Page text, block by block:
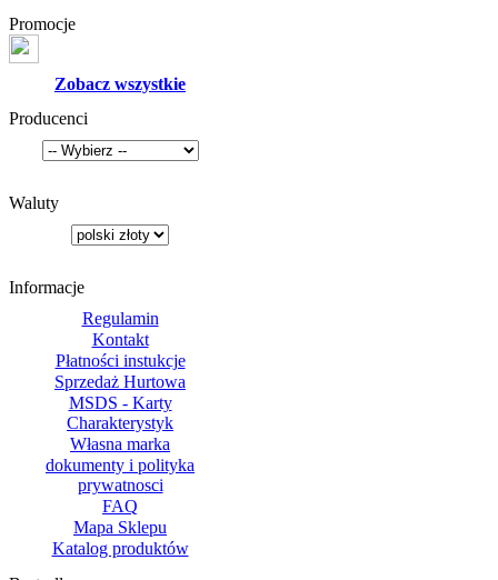
Promocje
Zobacz wszystkie
Producenci
Waluty
Informacje
Regulamin
Kontakt
Płatności instukcje
Sprzedaż Hurtowa
MSDS - Karty
Charakterystyk
Własna marka
dokumenty i polityka
prywatnosci
FAQ
Mapa Sklepu
Katalog produktów